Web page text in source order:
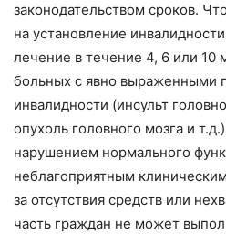
законодательством сроков.
на установление
лечение в течение 4, 6 или 10
больных с явно выраженными
инвалидности (инсульт
опухоль головного мозга и
нарушением нормального
неблагоприятным
за отсутствия средств или
часть граждан не может